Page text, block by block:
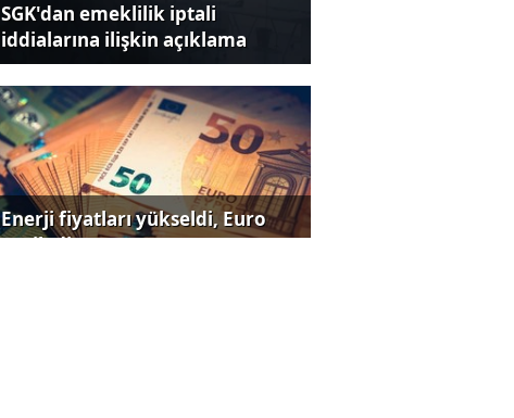
SGK'dan emeklilik iptali
iddialarına ilişkin açıklama
Enerji fiyatları yükseldi, Euro
geriledi!